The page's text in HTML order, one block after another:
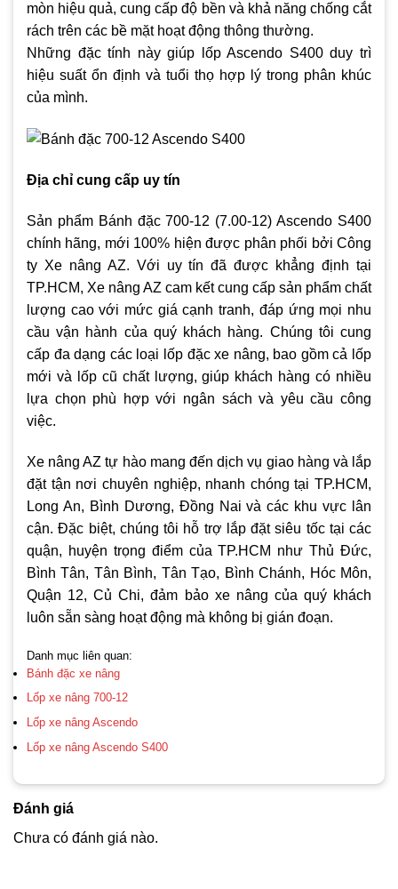
mòn hiệu quả, cung cấp độ bền và khả năng chống cắt
rách trên các bề mặt hoạt động thông thường.
Những đặc tính này giúp lốp Ascendo S400 duy trì
hiệu suất ổn định và tuổi thọ hợp lý trong phân khúc
của mình.
Địa chỉ cung cấp uy tín
Sản phẩm Bánh đặc 700-12 (7.00-12) Ascendo S400
chính hãng, mới 100% hiện được phân phối bởi Công
ty Xe nâng AZ. Với uy tín đã được khẳng định tại
TP.HCM, Xe nâng AZ cam kết cung cấp sản phẩm chất
lượng cao với mức giá cạnh tranh, đáp ứng mọi nhu
cầu vận hành của quý khách hàng. Chúng tôi cung
cấp đa dạng các loại lốp đặc xe nâng, bao gồm cả lốp
mới và lốp cũ chất lượng, giúp khách hàng có nhiều
lựa chọn phù hợp với ngân sách và yêu cầu công
việc.
Xe nâng AZ tự hào mang đến dịch vụ giao hàng và lắp
đặt tận nơi chuyên nghiệp, nhanh chóng tại TP.HCM,
Long An, Bình Dương, Đồng Nai và các khu vực lân
cận. Đặc biệt, chúng tôi hỗ trợ lắp đặt siêu tốc tại các
quận, huyện trọng điểm của TP.HCM như Thủ Đức,
Bình Tân, Tân Bình, Tân Tạo, Bình Chánh, Hóc Môn,
Quận 12, Củ Chi, đảm bảo xe nâng của quý khách
luôn sẵn sàng hoạt động mà không bị gián đoạn.
Danh mục liên quan:
Bánh đặc xe nâng
Lốp xe nâng 700-12
Lốp xe nâng Ascendo
Lốp xe nâng Ascendo S400
Đánh giá
Chưa có đánh giá nào.